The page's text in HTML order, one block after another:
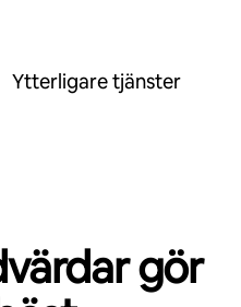
Ytterligare tjänster
gör